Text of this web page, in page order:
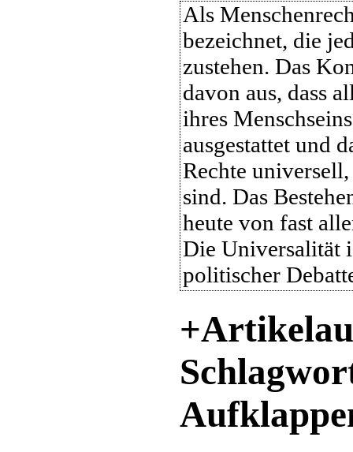
Als
bezeichnet, die
zustehen. Das
davon aus, dass
ihres
ausgestattet und
Rechte
sind. Das
heute von fast
Die Universalität
politischer
+